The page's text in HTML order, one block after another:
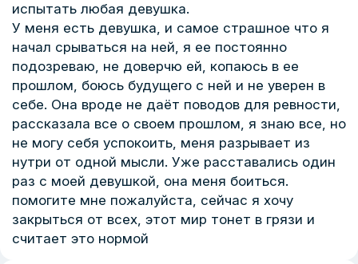
испытать любая девушка.
У меня есть девушка, и самое страшное что я
начал срываться на ней, я ее постоянно
подозреваю, не доверчю ей, копаюсь в ее
прошлом, боюсь будущего с ней и не уверен в
себе. Она вроде не даёт поводов для ревности,
рассказала все о своем прошлом, я знаю все, но
не могу себя успокоить, меня разрывает из
нутри от одной мысли. Уже расставались один
раз с моей девушкой, она меня боиться.
помогите мне пожалуйста, сейчас я хочу
закрыться от всех, этот мир тонет в грязи и
считает это нормой